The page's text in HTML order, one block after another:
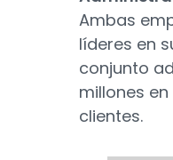
Ambas
líderes en
conjunto
millones
clientes.